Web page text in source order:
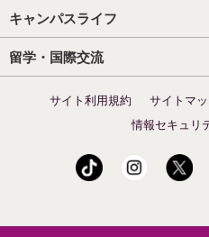
キャンパスライフ
留学・国際交流
サイト利用規約 サイトマ
情報セキュリ